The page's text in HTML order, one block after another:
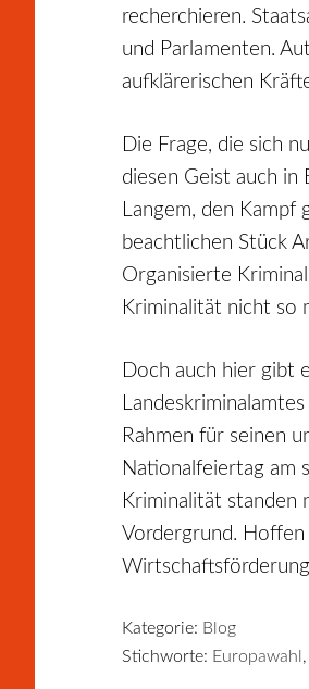
recherchieren.
und Parlamenten.
aufklärerischen
Die Frage, die sich
diesen Geist auch in
Langem, den
beachtlichen Stück
Organisierte
Kriminalität nicht so
Doch auch hier gibt
Rahmen für seinen
Nationalfeiertag am
Kriminalität standen
Vordergrund. Hoffen
Wirtschaftsförderung
Kategorie: Blog
Stichworte: Europawahl ,